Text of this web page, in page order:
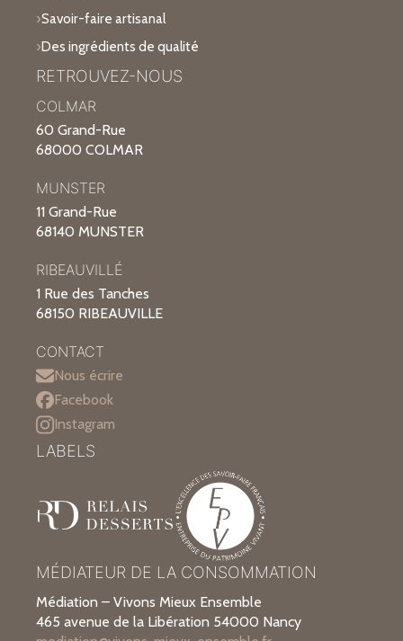
Savoir-faire artisanal
Des ingrédients de qualité
RETROUVEZ-NOUS
COLMAR
60 Grand-Rue
68000 COLMAR
MUNSTER
11 Grand-Rue
68140 MUNSTER
RIBEAUVILLÉ
1 Rue des Tanches
68150 RIBEAUVILLE
CONTACT
Nous écrire
Facebook
Instagram
MÉDIATEUR DE LA CONSOMMATION
Médiation – Vivons Mieux Ensemble
465 avenue de la Libération 54000 Nancy
LABELS